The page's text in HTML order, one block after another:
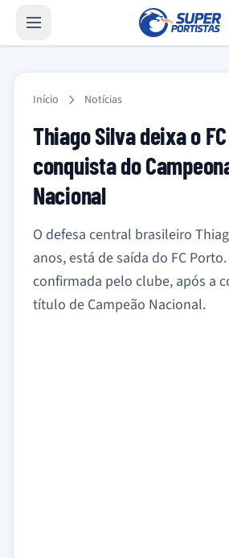
Início Notícias
Thiago Silva deixa o
conquista do
Nacional
O defesa central brasileiro
anos, está de saída do FC
confirmada pelo clube, após a
título de Campeão Nacional.